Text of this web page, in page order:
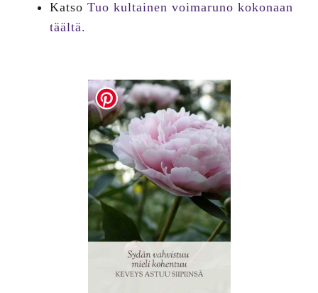
Katso Tuo kultainen voimaruno kokonaan
täältä.